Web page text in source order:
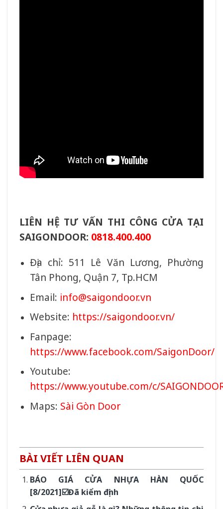
LIÊN HỆ TƯ VẤN THI CÔNG CỬA TẠI
SAIGONDOOR: 0818.400.400
Địa chỉ: 511 Lê Văn Lương, Phường
Tân Phong, Quận 7, Tp.HCM
Email: info@saigondoor.vn
Website: https://saigondoor.vn/
Fanpage:
https://www.facebook.com/SaigonDoor/
Youtube:
https://www.youtube.com/c/
Maps: Sài Gòn Door
BÀI VIẾT LIÊN QUAN
BÁO GIÁ CỬA NHỰA HÀN QUỐC
[8/2021]☑️Đã kiểm định